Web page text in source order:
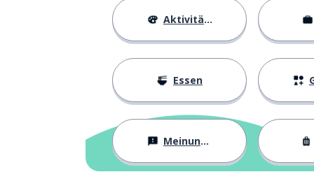
lernen; imitieren
mehr
Chinesisch
Aktivitäten
Essen
Meinungen